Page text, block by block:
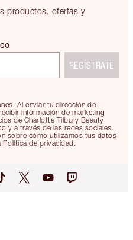
productos, ofertas y
Al enviar tu dirección de
información de marketing
de Charlotte Tilbury Beauty
y a través de las redes sociales.
sobre cómo utilizamos tus datos
Política de privacidad.
REGÍSTRATE